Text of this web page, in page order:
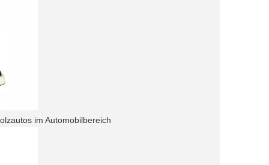
im Automobilbereich